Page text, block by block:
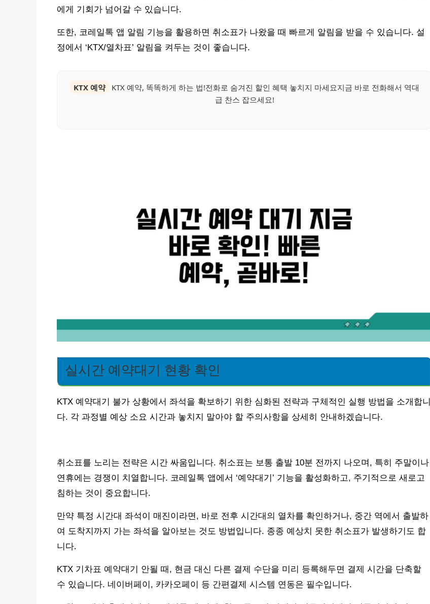
에게 기회가 넘어갈 수 있습니다.
또한, 코레일톡 앱 알림 기능을 활용하면 취소표가 나왔을 때 빠르게 알림을 받을 수 있습니다. 설
정에서 ‘KTX/열차표’ 알림을 켜두는 것이 좋습니다.
KTX 예약
KTX 예약, 똑똑하게 하는 법!전화로 숨겨진 할인 혜택 놓치지 마세요지금 바로 전화해서 역대
급 찬스 잡으세요!
실시간 예약대기 현황 확인
KTX 예약대기 불가 상황에서 좌석을 확보하기 위한 심화된 전략과 구체적인 실행 방법을 소개합니
다. 각 과정별 예상 소요 시간과 놓치지 말아야 할 주의사항을 상세히 안내하겠습니다.
취소표를 노리는 전략은 시간 싸움입니다. 취소표는 보통 출발 10분 전까지 나오며, 특히 주말이나
연휴에는 경쟁이 치열합니다. 코레일톡 앱에서 ‘예약대기’ 기능을 활성화하고, 주기적으로 새로고
침하는 것이 중요합니다.
만약 특정 시간대 좌석이 매진이라면, 바로 전후 시간대의 열차를 확인하거나, 중간 역에서 출발하
여 도착지까지 가는 좌석을 알아보는 것도 방법입니다. 종종 예상치 못한 취소표가 발생하기도 합
니다.
KTX 기차표 예약대기 안될 때, 현금 대신 다른 결제 수단을 미리 등록해두면 결제 시간을 단축할
수 있습니다. 네이버페이, 카카오페이 등 간편결제 시스템 연동은 필수입니다.